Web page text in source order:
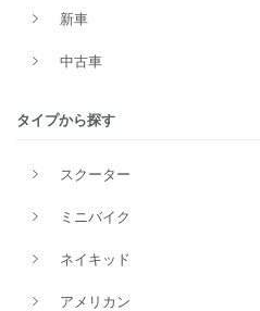
新車
中古車
タイプから探す
スクーター
ミニバイク
ネイキッド
アメリカン
価格